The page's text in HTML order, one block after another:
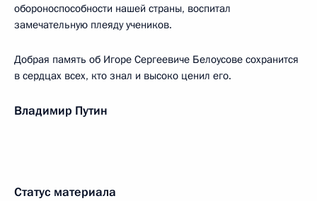
обороноспособности нашей страны, воспитал
замечательную плеяду учеников.
Добрая память об Игоре Сергеевиче Белоусове сохранится
в сердцах всех, кто знал и высоко ценил его.
Владимир Путин
Статус материала